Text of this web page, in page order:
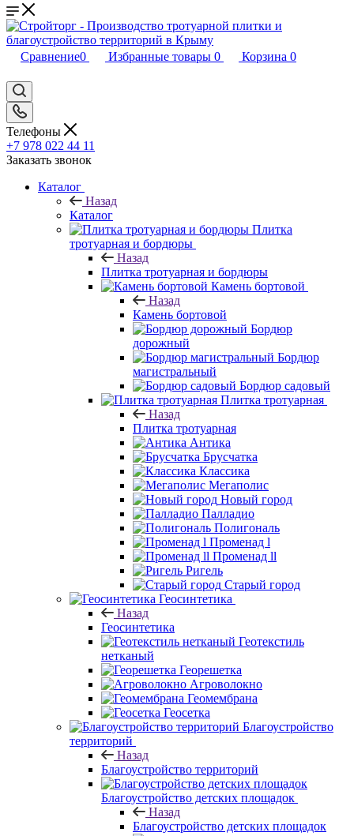
Сравнение0 Избранные товары 0 Корзина 0
Телефоны
+7 978 022 44 11
Заказать звонок
Каталог
Назад
Каталог
Плитка
тротуарная и бордюры
Назад
Плитка тротуарная и бордюры
Камень бортовой
Назад
Камень бортовой
Бордюр
дорожный
Бордюр
магистральный
Бордюр садовый
Плитка тротуарная
Назад
Плитка тротуарная
Антика
Брусчатка
Классика
Мегаполис
Новый город
Палладио
Полигональ
Променад l
Променад ll
Ригель
Старый город
Геосинтетика
Назад
Геосинтетика
Геотекстиль
нетканый
Георешетка
Агроволокно
Геомембрана
Геосетка
Благоустройство
территорий
Назад
Благоустройство территорий
Благоустройство детских площадок
Назад
Благоустройство детских площадок